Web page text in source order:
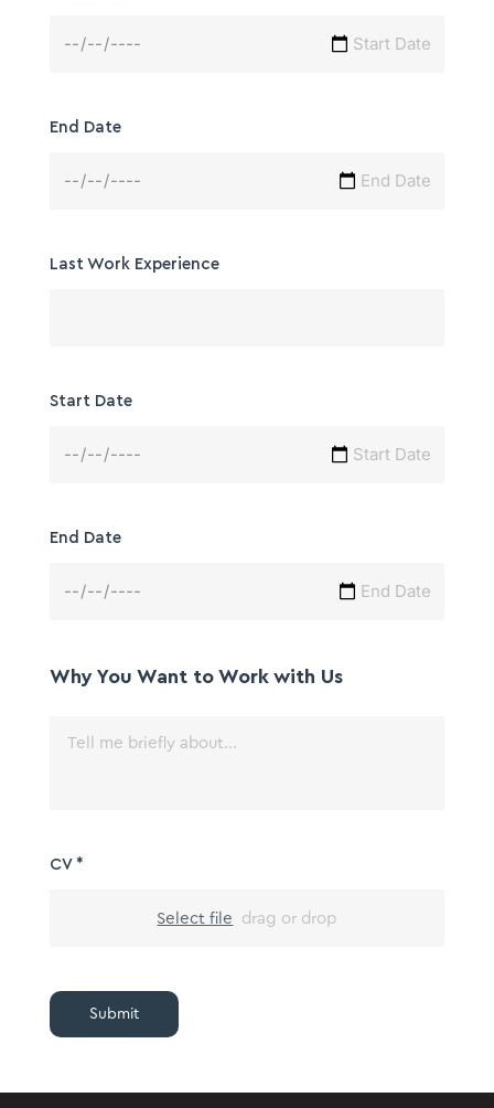
End Date
Last Work Experience
Start Date
End Date
Why You Want to Work with Us
CV *
Select file drag or drop
Submit